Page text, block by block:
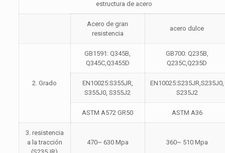
estructura de acero
Acero de gran
resistencia
acero dulce
2. Grado
GB1591: Q345B,
Q345C,Q3455D
GB700: Q235B,
Q235C,Q235D
EN10025:S355JR,
S355J0, S355J2
EN10025:S235JR,S235J0,
S235J2
ASTM A572 GR50 ASTM A36
3. resistencia
a la tracción
470~ 630 Mpa 360~ 510 Mpa